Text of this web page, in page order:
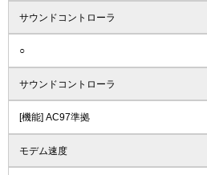
サウンドコントローラ
○
サウンドコントローラ
[機能] AC97準拠
モデム速度